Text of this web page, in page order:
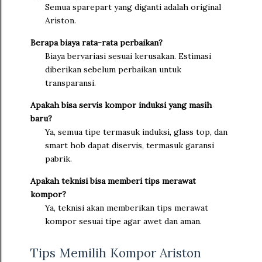
Semua sparepart yang diganti adalah original
Ariston.
Berapa biaya rata-rata perbaikan?
Biaya bervariasi sesuai kerusakan. Estimasi
diberikan sebelum perbaikan untuk
transparansi.
Apakah bisa servis kompor induksi yang masih
baru?
Ya, semua tipe termasuk induksi, glass top, dan
smart hob dapat diservis, termasuk garansi
pabrik.
Apakah teknisi bisa memberi tips merawat
kompor?
Ya, teknisi akan memberikan tips merawat
kompor sesuai tipe agar awet dan aman.
Tips Memilih Kompor Ariston